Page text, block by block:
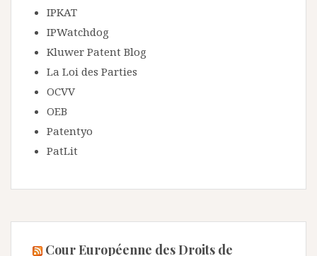
IPKAT
IPWatchdog
Kluwer Patent Blog
La Loi des Parties
OCVV
OEB
Patentyo
PatLit
Cour Européenne des Droits de